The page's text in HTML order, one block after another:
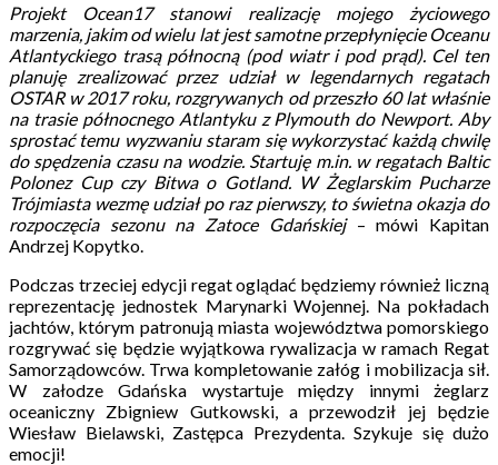
Projekt Ocean17 stanowi realizację mojego życiowego
marzenia, jakim od wielu lat jest samotne przepłynięcie Oceanu
Atlantyckiego trasą północną (pod wiatr i pod prąd). Cel ten
planuję zrealizować przez udział w legendarnych regatach
OSTAR w 2017 roku, rozgrywanych od przeszło 60 lat właśnie
na trasie północnego Atlantyku z Plymouth do Newport. Aby
sprostać temu wyzwaniu staram się wykorzystać każdą chwilę
do spędzenia czasu na wodzie. Startuję m.in. w regatach Baltic
Polonez Cup czy Bitwa o Gotland. W Żeglarskim Pucharze
Trójmiasta wezmę udział po raz pierwszy, to świetna okazja do
rozpoczęcia sezonu na Zatoce Gdańskiej– mówi Kapitan
Andrzej Kopytko.
Podczas trzeciej edycji regat oglądać będziemy również liczną
reprezentację jednostek Marynarki Wojennej. Na pokładach
jachtów, którym patronują miasta województwa pomorskiego
rozgrywać się będzie wyjątkowa rywalizacja w ramach Regat
Samorządowców. Trwa kompletowanie załóg i mobilizacja sił.
W załodze Gdańska wystartuje między innymi żeglarz
oceaniczny Zbigniew Gutkowski, a przewodził jej będzie
Wiesław Bielawski, Zastępca Prezydenta. Szykuje się dużo
emocji!